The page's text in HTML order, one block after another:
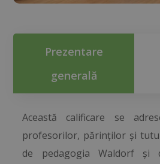
Prezentare
generală
Această calificare se
profesorilor, părinților și
de pedagogia Waldorf și